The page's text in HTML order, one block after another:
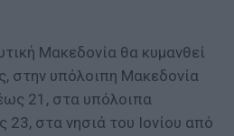
Μακεδονία θα κυμανθεί
στην υπόλοιπη Μακεδονία
21, στα υπόλοιπα
στα νησιά του Ιονίου από